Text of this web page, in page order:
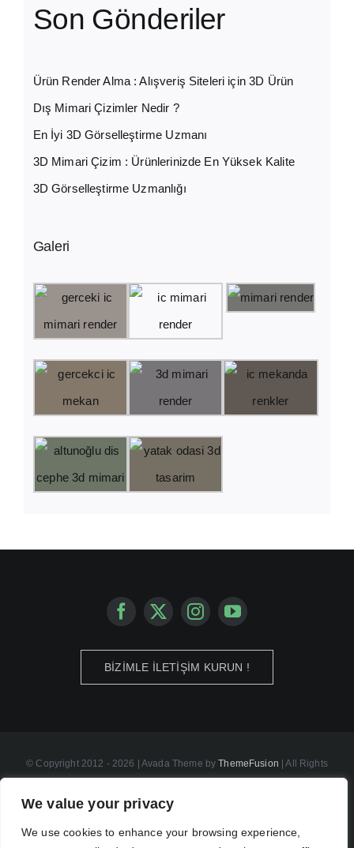
We value your privacy
We use cookies to enhance your browsing experience,
Son Gönderiler
Ürün Render Alma : Alışveriş Siteleri için 3D Ürün
Dış Mimari Çizimler Nedir ?
En İyi 3D Görselleştirme Uzmanı
3D Mimari Çizim : Ürünlerinizde En Yüksek Kalite
3D Görselleştirme Uzmanlığı
Galeri
BİZİMLE İLETİŞİM KURUN !
© Copyright 2012 - 2026 | Avada Theme byThemeFusion | All Rights
İLETİŞİM : 0530 – 322 – 93 – 01